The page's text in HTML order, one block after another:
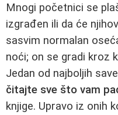
Mnogi početnici se
izgrađen ili da će
sasvim normalan
noći; on se gradi kroz
Jedan od najboljih
čitajte sve što vam
knjige. Upravo iz onih